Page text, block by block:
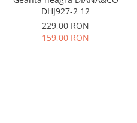
DHJ927-2 12
229,00 RON
159,00 RON